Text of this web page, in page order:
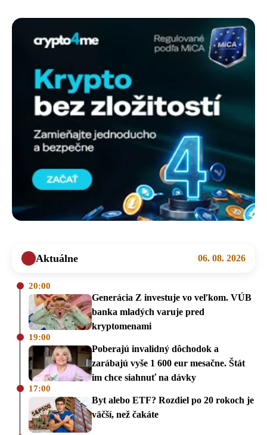
Aktuálne 06. 08. 2026
20:00
Generácia Z investuje vo veľkom. VÚB
banka mladých varuje pred
kryptomenami
19:00
Poberajú invalidný dôchodok a
zarábajú vyše 1 600 eur mesačne. Štát
im chce siahnuť na dávky
17:00
Byt alebo ETF? Rozdiel po 20 rokoch je
väčší, než čakáte